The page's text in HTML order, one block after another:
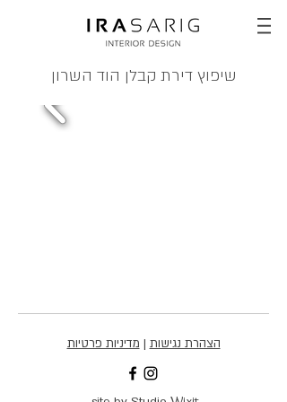
שיפוץ דירת קבלן הוד השרון
הצהרת נגישות | מדיניות פרטיות